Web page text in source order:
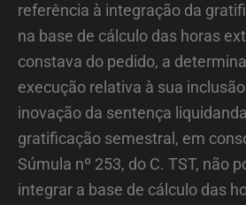
referência à integração da
na base de cálculo das horas
constava do pedido, a
execução relativa à sua
inovação da sentença
gratificação semestral, em
Súmula nº 253, do C. TST, não
integrar a base de cálculo das